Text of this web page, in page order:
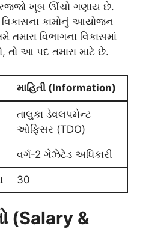
ખૂબ ઊંચો ગણાય છે.
કામોનું આયોજન
વિભાગના વિકાસમાં
તો આ પદ તમારા માટે છે.
માહિતી (Information)
તાલુકા ડેવલપમેન્ટ
ઓફિસર (TDO)
વર્ગ-2 ગેઝેટેડ અધિકારી
30
(Salary &